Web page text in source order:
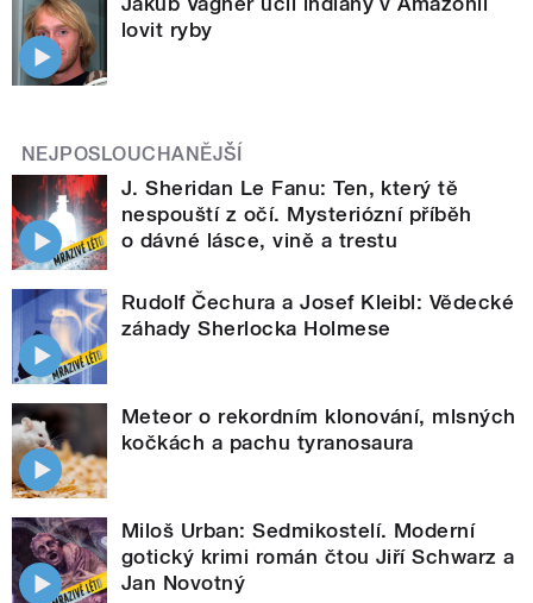
lovit ryby
NEJPOSLOUCHANĚJŠÍ
J. Sheridan Le Fanu: Ten, který tě
nespouští z očí. Mysteriózní příběh
o dávné lásce, vině a trestu
Rudolf Čechura a Josef Kleibl: Vědecké
záhady Sherlocka Holmese
Meteor o rekordním klonování, mlsných
kočkách a pachu tyranosaura
Miloš Urban: Sedmikostelí. Moderní
gotický krimi román čtou Jiří Schwarz a
Jan Novotný